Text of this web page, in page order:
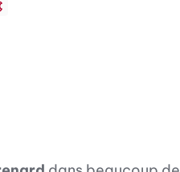
gluten